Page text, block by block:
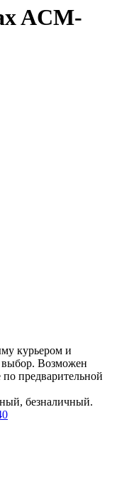
ACM-
курьером и
Возможен
предварительной
безналичный.